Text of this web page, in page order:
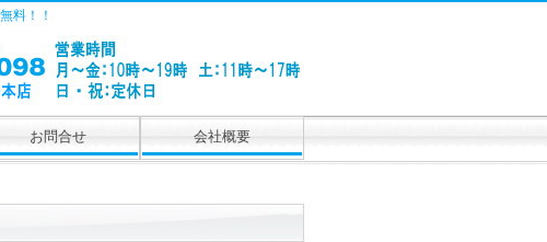
料！！
お問合せ 会社概要